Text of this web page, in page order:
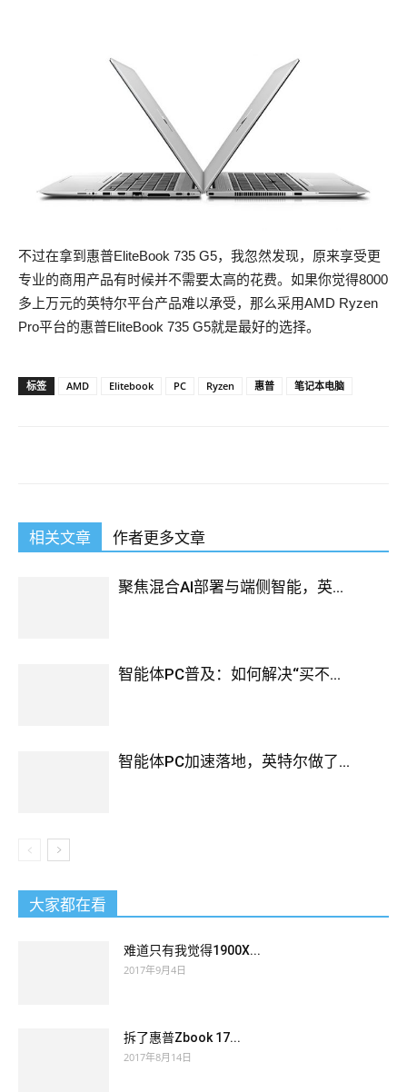
不过在拿到惠普EliteBook 735 G5，我忽然发现，原来享受更
专业的商用产品有时候并不需要太高的花费。如果你觉得8000
多上万元的英特尔平台产品难以承受，那么采用AMD Ryzen
Pro平台的惠普EliteBook 735 G5就是最好的选择。
标签 AMD Elitebook PC Ryzen 惠普 笔记本电脑
相关文章 作者更多文章
聚焦混合AI部署与端侧智能，英...
智能体PC普及：如何解决“买不...
智能体PC加速落地，英特尔做了...
大家都在看
难道只有我觉得1900X...
2017年9月4日
拆了惠普Zbook 17...
2017年8月14日